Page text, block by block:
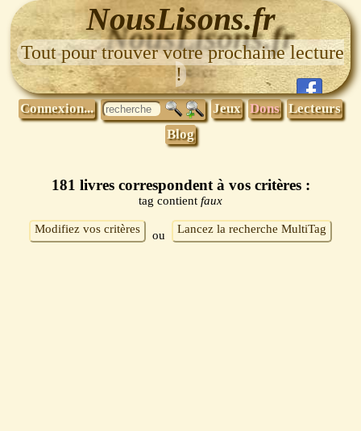
NousLisons.fr
Tout pour trouver votre prochaine lecture
!
Connexion... Jeux Dons Lecteurs
Blog
181 livres correspondent à vos critères :
tag contient faux
Modifiez vos critères ou Lancez la recherche MultiTag